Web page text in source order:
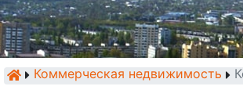
Коммерческая недвижимость